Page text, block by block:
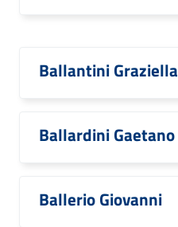
Ballantini Graziella
Ballardini Gaetano
Ballerio Giovanni